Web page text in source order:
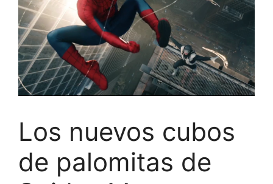
Los nuevos cubos
de palomitas de